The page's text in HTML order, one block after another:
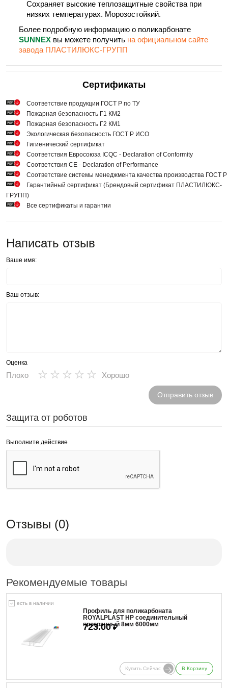
Сохраняет высокие теплозащитные свойства при
низких температурах. Морозостойкий.
Более подробную информацию о поликарбонате
SUNNEX вы можете получить на официальном сайте
завода ПЛАСТИЛЮКС-ГРУПП
Сертификаты
Cоответствие продукции ГОСТ Р по ТУ
Пожарная безопасность Г1 КМ2
Пожарная безопасность Г2 КМ1
Экологическая безопасность ГОСТ Р ИСО
Гигиенический сертификат
Соответствия Евросоюза ICQC - Declaration of Conformity
Соответствия СЕ - Declaration of Performance
Соответствие системы менеджмента качества производства ГОСТ
Гарантийный сертификат (Брендовый сертификат ПЛАСТИЛЮКС-
ГРУПП)
Все сертификаты и гарантии
Написать отзыв
Ваше имя:
Ваш отзыв:
Оценка
Плохо ★
★
★
★
★ Хорошо
Отправить отзыв
Защита от роботов
Выполните действие
Отзывы (0)
Рекомендуемые товары
есть в наличии
Профиль для поликарбоната
ROYALPLAST HP соединительный
прозрачный 8мм 6000мм
723.00₽
Купить Сейчас В Корзину